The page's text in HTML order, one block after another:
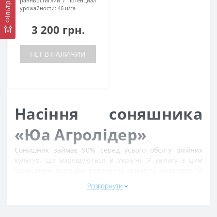
Фільтр
урожайности: 46 ц/га
3 200 грн.
НЕТ В НАЛИЧИИ
Насіння соняшника
«Юа Агролідер»
Соняшник займає 90% серед усього обсягу олійних
культур, що вирощуються в Україні. У зв'язку з цим
гарного врожаю при використанні не найякіснішого
Розгорнути